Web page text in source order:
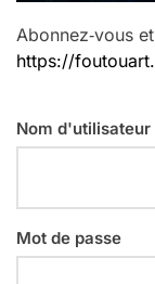
Abonnez‑vous
https://
Nom
Mot de passe